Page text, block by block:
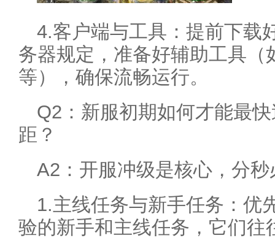
4.客户端与工具：提前下载
务器规定，准备好辅助工具（
等），确保流畅运行。
Q2：新服初期如何才能最
距？
A2：开服冲级是核心，分秒
1.主线任务与新手任务：优
验的新手和主线任务，它们往